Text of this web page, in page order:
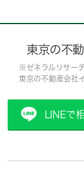
東京の不
※ゼネラルリサー
東京の不動産会社
LINEで